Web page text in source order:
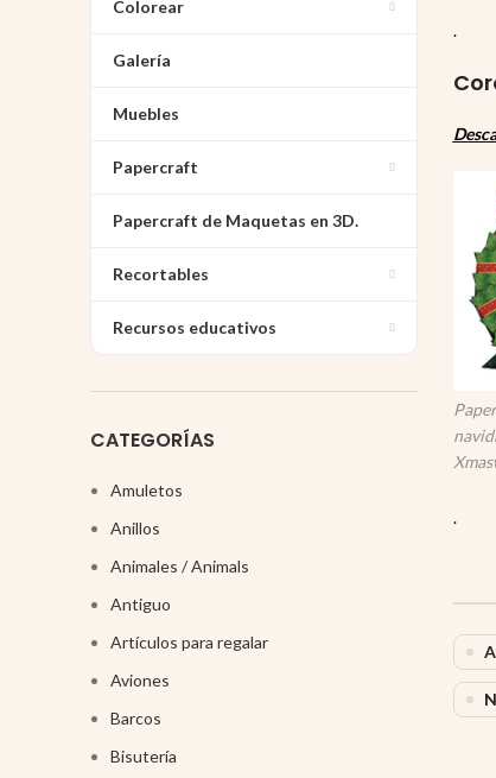
.
.
Colorear
Galería
Muebles
Papercraft
Papercraft de Maquetas en 3D.
Recortables
Recursos educativos
CATEGORÍAS
Amuletos
Anillos
Animales / Animals
Antiguo
Artículos para regalar
Aviones
Barcos
Bisutería